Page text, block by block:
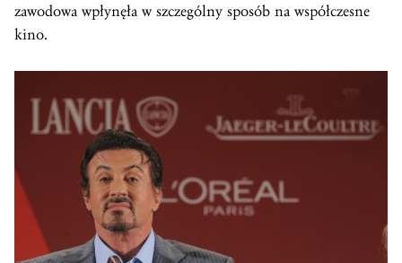
zawodowa wpłynęła w szczególny sposób na współczesne
kino.